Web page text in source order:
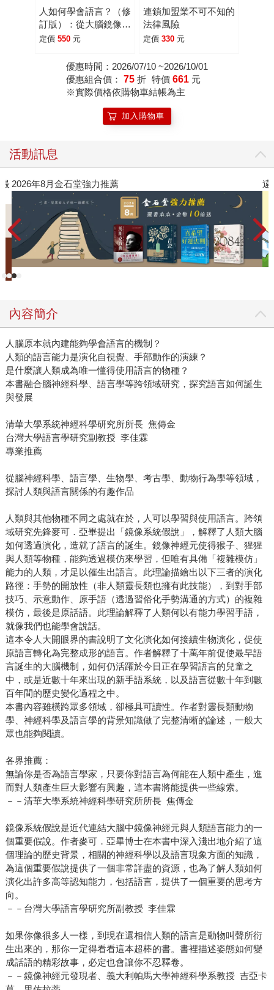
人如何學會語言？（修
訂版）：從大腦鏡像神
經機制看人類語言的演
定價 550 元
連鎖加盟業不可不知的
法律風險
定價 330 元
優惠時間：2026/07/10 ~2026/10/01
優惠組合價： 75 折 特價 661 元
※實際價格依購物車結帳為主
加入購物車
活動訊息
2026年8月金石堂強力推薦 遠
內容簡介
人腦原本就內建能夠學會語言的機制？
人類的語言能力是演化自視覺、手部動作的演練？
是什麼讓人類成為唯一懂得使用語言的物種？
本書融合腦神經科學、語言學等跨領域研究，探究語言如何誕生
與發展
清華大學系統神經科學研究所所長 焦傳金
台灣大學語言學研究副教授 李佳霖
專業推薦
從腦神經科學、語言學、生物學、考古學、動物行為學等領域，
探討人類與語言關係的有趣作品
人類與其他物種不同之處就在於，人可以學習與使用語言。跨領
域研究先鋒麥可．亞畢提出「鏡像系統假說」，解釋了人類大腦
如何透過演化，造就了語言的誕生。鏡像神經元使得猴子、猩猩
與人類等物種，能夠透過模仿來學習，但唯有具備「複雜模仿」
能力的人類，才足以催生出語言。此理論描繪出以下三者的演化
路徑：手勢的開放性（非人類靈長類也擁有此技能），到對手部
技巧、示意動作、原手語（透過習俗化手勢溝通的方式）的複雜
模仿，最後是原話語。此理論解釋了人類何以有能力學習手語，
就像我們也能學會說話。
這本令人大開眼界的書說明了文化演化如何接續生物演化，促使
原語言轉化為完整成形的語言。作者解釋了十萬年前促使最早語
言誕生的大腦機制，如何仍活躍於今日正在學習語言的兒童之
中，或是近數十年來出現的新手語系統，以及語言從數十年到數
百年間的歷史變化過程之中。
本書內容雖橫跨眾多領域，卻極具可讀性。作者對靈長類動物
學、神經科學及語言學的背景知識做了完整清晰的論述，一般大
眾也能夠閱讀。
各界推薦：
無論你是否為語言學家，只要你對語言為何能在人類中產生，進
而對人類產生巨大影響有興趣，這本書將能提供一些線索。
－－清華大學系統神經科學研究所所長 焦傳金
鏡像系統假說是近代連結大腦中鏡像神經元與人類語言能力的一
個重要假說。作者麥可．亞畢博士在本書中深入淺出地介紹了這
個理論的歷史背景，相關的神經科學以及語言現象方面的知識，
為這個重要假說提供了一個非常詳盡的資源，也為了解人類如何
演化出許多高等認知能力，包括語言，提供了一個重要的思考方
向。
－－台灣大學語言學研究所副教授 李佳霖
如果你像很多人一樣，到現在還相信人類的語言是動物叫聲所衍
生出來的，那你一定得看看這本超棒的書。書裡描述姿態如何變
成話語的精彩故事，必定也會讓你不忍釋卷。
－－鏡像神經元發現者、義大利帕馬大學神經科學系教授 吉亞卡